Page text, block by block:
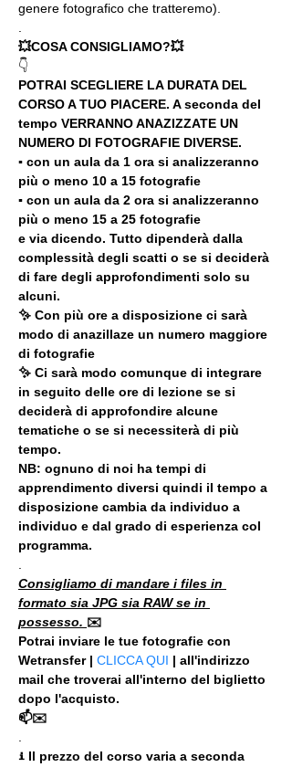
genere fotografico che tratteremo).
💥COSA CONSIGLIAMO?💥
👇
POTRAI SCEGLIERE LA DURATA DEL
CORSO A TUO PIACERE. A seconda del
tempo VERRANNO ANAZIZZATE UN
NUMERO DI FOTOGRAFIE DIVERSE.
▪️ con un aula da 1 ora si analizzeranno
più o meno 10 a 15 fotografie
▪️ con un aula da 2 ora si analizzeranno
più o meno 15 a 25 fotografie
e via dicendo. Tutto dipenderà dalla
complessità degli scatti o se si deciderà
di fare degli approfondimenti solo su
alcuni.
✨ Con più ore a disposizione ci sarà
modo di anazillaze un numero maggiore
di fotografie
✨ Ci sarà modo comunque di integrare
in seguito delle ore di lezione se si
deciderà di approfondire alcune
tematiche o se si necessiterà di più
tempo.
NB: ognuno di noi ha tempi di
apprendimento diversi quindi il tempo a
disposizione cambia da individuo a
individuo e dal grado di esperienza col
programma.
Consigliamo di mandare i files in
formato sia JPG sia RAW se in
possesso. ✉️
Potrai inviare le tue fotografie con
Wetransfer | CLICCA QUI | all'indirizzo
mail che troverai all'interno del biglietto
dopo l'acquisto.
📫✉️
ℹ Il prezzo del corso varia a seconda